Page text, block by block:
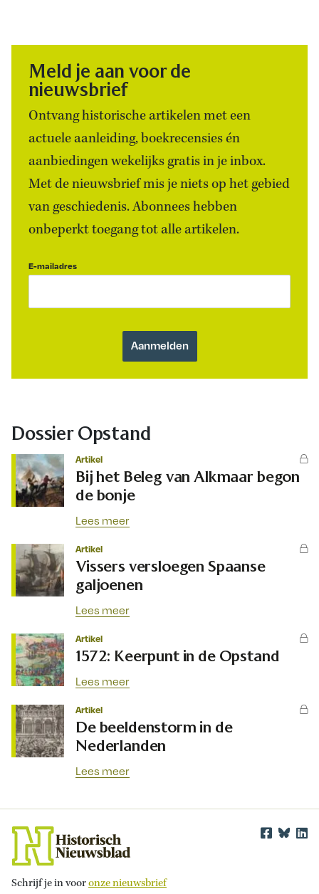
Meld je aan voor de
nieuwsbrief
Ontvang historische artikelen met een
actuele aanleiding, boekrecensies én
aanbiedingen wekelijks gratis in je inbox.
Met de nieuwsbrief mis je niets op het gebied
van geschiedenis. Abonnees hebben
onbeperkt toegang tot alle artikelen.
E-mailadres
Dossier Opstand
Artikel
Bij het Beleg van Alkmaar begon
de bonje
Lees meer
Artikel
Vissers versloegen Spaanse
galjoenen
Lees meer
Artikel
1572: Keerpunt in de Opstand
Lees meer
Artikel
De beeldenstorm in de
Nederlanden
Lees meer
Schrijf je in vooronze nieuwsbrief